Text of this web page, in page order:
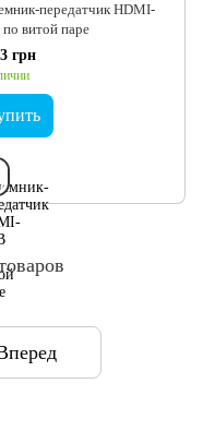
передатчик HDMI-
по витой паре
грн